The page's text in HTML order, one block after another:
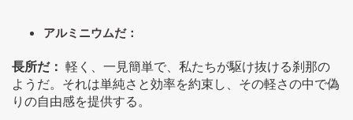
アルミニウムだ：
長所だ： 軽く、一見簡単で、私たちが駆け抜ける刹那の
ようだ。それは単純さと効率を約束し、その軽さの中で偽
りの自由感を提供する。